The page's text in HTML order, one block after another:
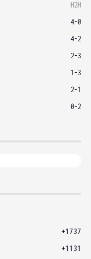
H2H
4-0
4-2
2-3
1-3
2-1
0-2
+1737
+1131